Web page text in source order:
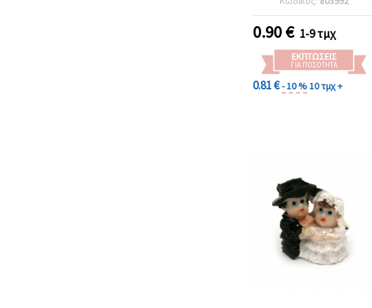
0.90€ 1-9 τμχ
ΕΚΠΤΏΣΕΙΣ
ΓΙΑ ΠΟΣΌΤΗΤΑ
0.81 €- 10 %10 τμχ +